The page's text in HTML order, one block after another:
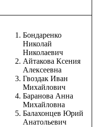
Бондаренко
Николай
Николаевич
Айтакова Ксения
Алексеевна
Гвоздак Иван
Михайлович
Баранова Анна
Михайловна
Балахонцев Юрий
Анатольевич